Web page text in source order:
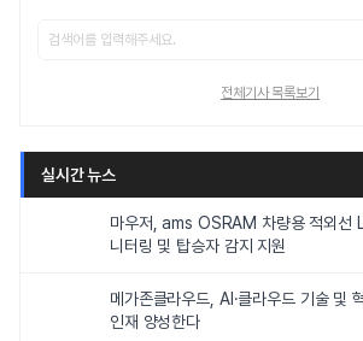
전체기사 목록보기
실시간 뉴스
마우저, ams OSRAM 차량용 적외선
니터링 및 탑승자 감지 지원
메가존클라우드, AI·클라우드 기술 및
인재 양성한다